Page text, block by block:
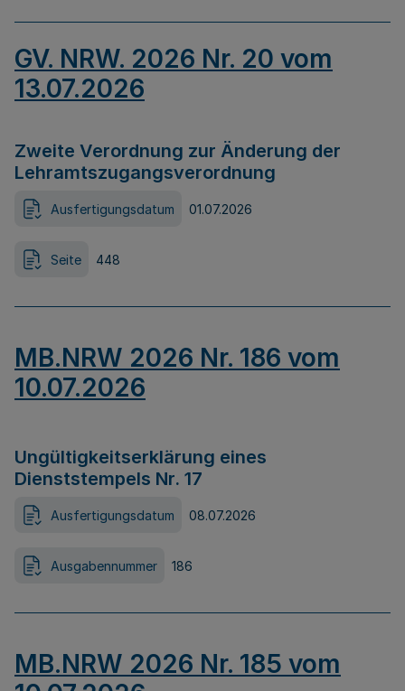
GV. NRW. 2026 Nr. 20 vom
13.07.2026
Zweite Verordnung zur Änderung der
Lehramtszugangsverordnung
Ausfertigungsdatum 01.07.2026
Seite 448
MB.NRW 2026 Nr. 186 vom
10.07.2026
Ungültigkeitserklärung eines
Dienststempels Nr. 17
Ausfertigungsdatum 08.07.2026
Ausgabennummer 186
MB.NRW 2026 Nr. 185 vom